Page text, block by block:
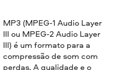
MP3 (MPEG-1 Audio Layer
III ou MPEG-2 Audio Layer
III) é um formato para a
compressão de som com
perdas. A qualidade e o